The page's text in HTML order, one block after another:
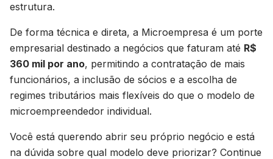
estrutura.
De forma técnica e direta, a Microempresa é um porte
empresarial destinado a negócios que faturam até R$
360 mil por ano, permitindo a contratação de mais
funcionários, a inclusão de sócios e a escolha de
regimes tributários mais flexíveis do que o modelo de
microempreendedor individual.
Você está querendo abrir seu próprio negócio e está
na dúvida sobre qual modelo deve priorizar? Continue